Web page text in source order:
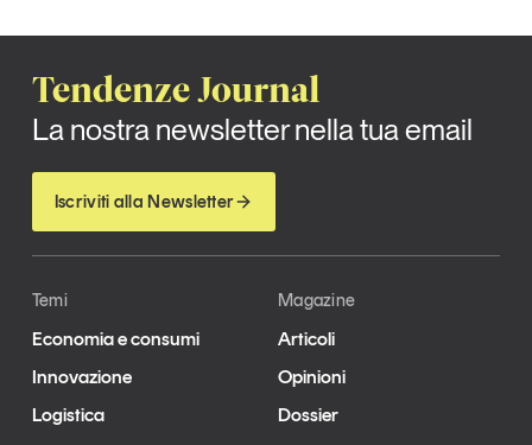
Un anno di
Tendenze
Tendenze Journal
La nostra newsletter nella tua email
Iscriviti alla Newsletter
Temi
Economia e consumi
Innovazione
Logistica
Magazine
Articoli
Opinioni
Dossier